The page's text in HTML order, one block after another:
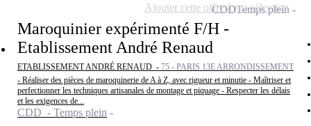
Maroquinier expérimenté F/H -
Etablissement André Renaud
ETABLISSEMENT ANDRÉ RENAUD - 75 - PARIS 13E ARRONDISSEMENT
- Réaliser des pièces de maroquinerie de A à Z, avec rigueur et minutie - Maîtriser et
perfectionner les techniques artisanales de montage et piquage - Respecter les délais
et les exigences de...
CDD - Temps plein
CDDTemps plein
Ajouter cette offre à ma sélection